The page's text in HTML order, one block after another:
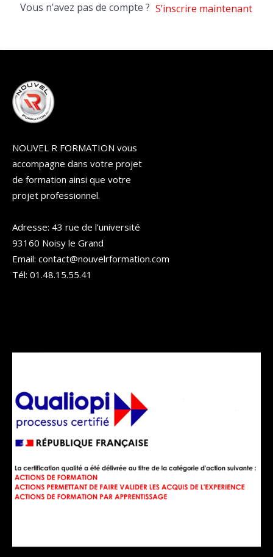
Vous n’avez pas de compte ? S’inscrire maintenant
NOUVEL R FORMATION vous
accompagne dans votre projet
de formation ainsi que votre
projet professionnel.
Adresse: 43 rue de l’université
93160 Noisy le Grand
Email: contact@nouvelrformation.com
Tél: 01.48.15.55.41